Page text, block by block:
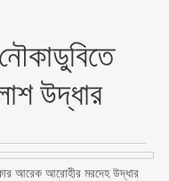
উদ্ধার
আরেক আরোহীর মরদেহ উদ্ধার